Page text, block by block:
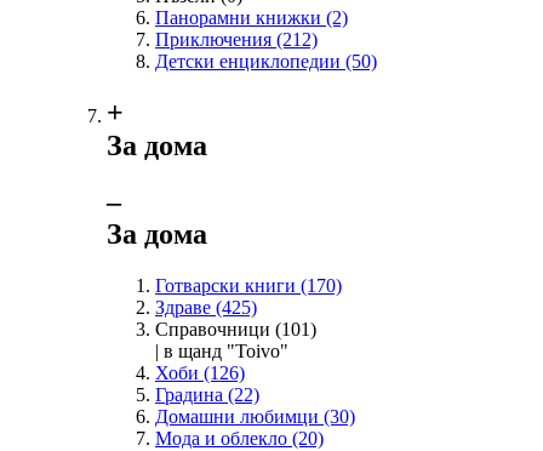
Панорамни книжки (2)
Приключения (212)
Детски енциклопедии (50)
+
За дома
‒
За дома
Готварски книги (170)
Здраве (425)
Справочници (101)
| в щанд "Toivo"
Хоби (126)
Градина (22)
Домашни любимци (30)
Мода и облекло (20)